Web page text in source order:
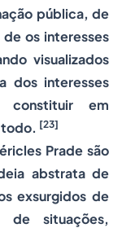
pública, de
os interesses
visualizados
dos interesses
constituir em
[23]
Prade são
abstrata de
exsurgidos de
de situações,